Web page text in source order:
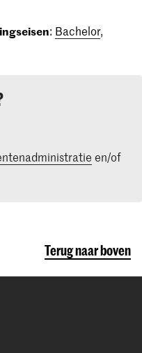
: Bachelor,
en/of
Terug naar boven